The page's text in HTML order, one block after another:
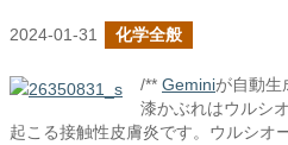
2024-01-31 化学全般
/** Geminiが自動生
漆かぶれはウルシ
起こる接触性皮膚炎です。ウルシオ